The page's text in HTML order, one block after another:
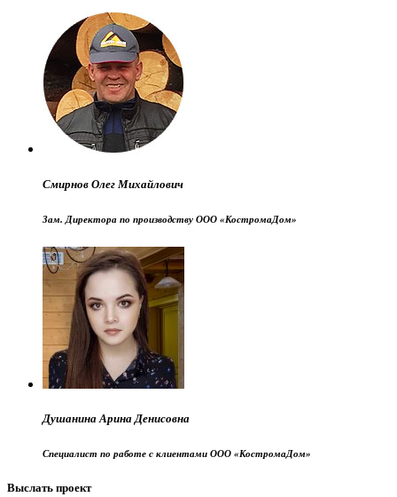
Смирнов Олег Михайлович
Зам. Директора по производству ООО «КостромаДом»
Душанина Арина Денисовна
Специалист по работе с клиентами ООО «КостромаДом»
Выслать проект